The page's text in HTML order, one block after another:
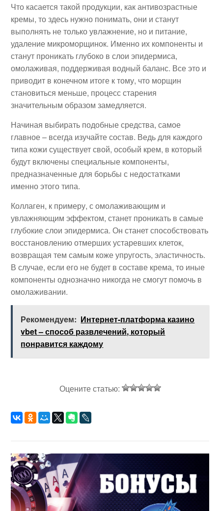
Что касается такой продукции, как антивозрастные
кремы, то здесь нужно понимать, они и станут
выполнять не только увлажнение, но и питание,
удаление микроморщинок. Именно их компоненты и
станут проникать глубоко в слои эпидермиса,
омолаживая, поддерживая водный баланс. Все это и
приводит в конечном итоге к тому, что морщин
становиться меньше, процесс старения
значительным образом замедляется.
Начиная выбирать подобные средства, самое
главное – всегда изучайте состав. Ведь для каждого
типа кожи существует свой, особый крем, в который
будут включены специальные компоненты,
предназначенные для борьбы с недостатками
именно этого типа.
Коллаген, к примеру, с омолаживающим и
увлажняющим эффектом, станет проникать в самые
глубокие слои эпидермиса. Он станет способствовать
восстановлению отмерших устаревших клеток,
возвращая тем самым коже упругость, эластичность.
В случае, если его не будет в составе крема, то иные
компоненты однозначно никогда не смогут помочь в
омолаживании.
Рекомендуем: Интернет-платформа казино
vbet – способ развлечений, который
понравится каждому
Оцените статью: